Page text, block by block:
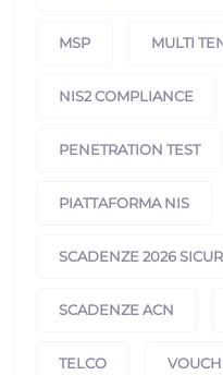
MSP MULTI
NIS2 COMPLIANCE
PENETRATION TEST
PIATTAFORMA NIS
SCADENZE 2026
SCADENZE ACN
TELCO